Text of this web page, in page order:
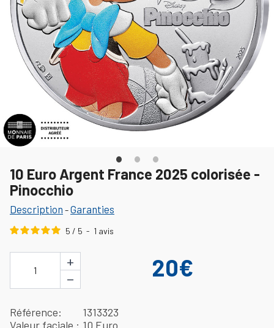
10 Euro Argent France 2025 colorisée -
Pinocchio
Description -Garanties
5 / 5 - 1 avis
1
+
−
20€
Référence
1313323
Valeur faciale
10 Euro